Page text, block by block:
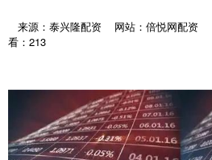
来源：泰兴隆配资 网站：倍悦网配资
看：213